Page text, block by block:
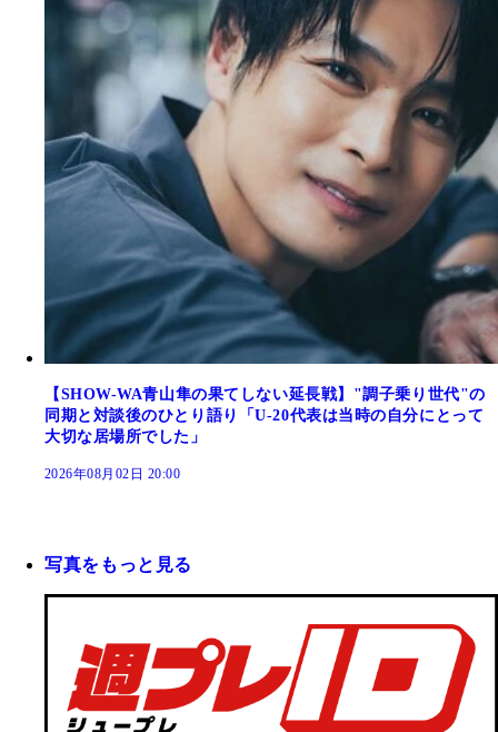
【SHOW-WA青山隼の果てしない延長戦】"調子乗り世代"の
同期と対談後のひとり語り「U-20代表は当時の自分にとって
大切な居場所でした」
2026年08月02日 20:00
写真をもっと見る